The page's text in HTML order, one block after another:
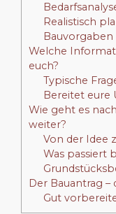
Realistisch
Bauvorgaben
Welche
euch?
Typische
Bereitet eure
Wie geht es
weiter?
Von der Idee
Was passiert
Der Bauantrag
Gut